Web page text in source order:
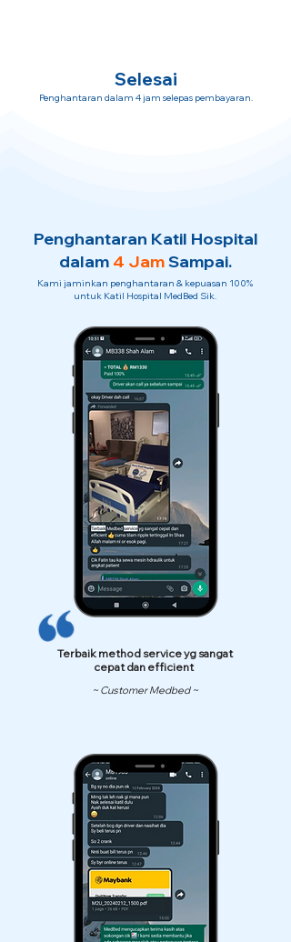
Selesai
Penghantaran dalam 4 jam selepas pembayaran.
Penghantaran Katil Hospital
dalam 4 JamSampai.
Kami jaminkan penghantaran & kepuasan 100%
untuk Katil Hospital MedBed Sik.
Terbaik method service yg sangat
cepat dan efficient
~ Customer Medbed ~